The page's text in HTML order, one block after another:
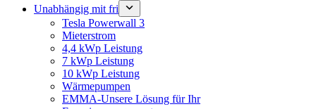
Unabhängig mit fri
Tesla Powerwall 3
Mieterstrom
4,4 kWp Leistung
7 kWp Leistung
10 kWp Leistung
Wärmepumpen
EMMA-Unsere Lösung für Ihr